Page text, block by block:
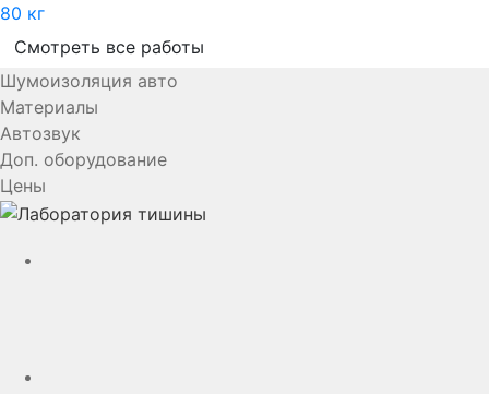
80 кг
Смотреть все работы
Шумоизоляция авто
Материалы
Автозвук
Доп. оборудование
Цены